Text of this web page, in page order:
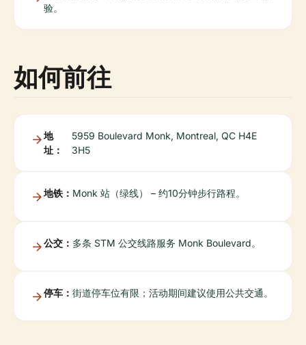
验。
如何前往
地
址：
5959 Boulevard Monk, Montreal, QC H4E
3H5
地铁： Monk 站（绿线） – 约10分钟步行路程。
公交： 多条 STM 公交线路服务 Monk Boulevard。
停车： 街道停车位有限；活动期间建议使用公共交通。